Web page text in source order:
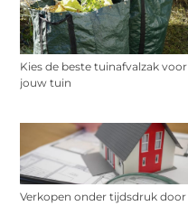
Kies de beste tuinafvalzak voor
jouw tuin
Verkopen onder tijdsdruk door